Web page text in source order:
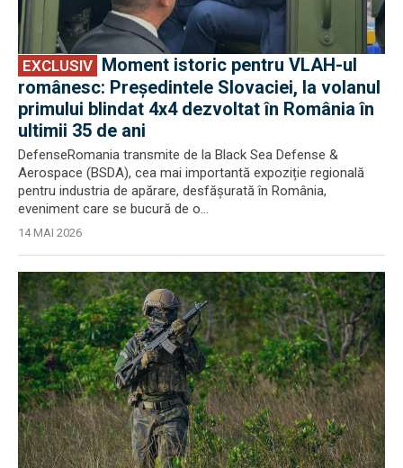
EXCLUSIV
românesc: Președintele Slovaciei, la volanul
primului blindat 4x4 dezvoltat în România în
ultimii 35 de ani
DefenseRomania transmite de la Black Sea Defense &
Aerospace (BSDA), cea mai importantă expoziție regională
pentru industria de apărare, desfășurată în România,
eveniment care se bucură de o...
14 MAI 2026